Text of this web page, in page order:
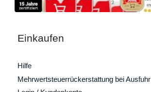
Einkaufen
Hilfe
Mehrwertsteuerrückerstattung bei Ausfuhr